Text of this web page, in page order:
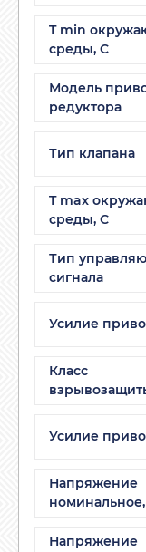
T min
среды, C
Модель
редуктора
Тип клапана
T max
среды, С
Тип
сигнала
Усилие
Класс
Усилие
Напряжение
Напряжение